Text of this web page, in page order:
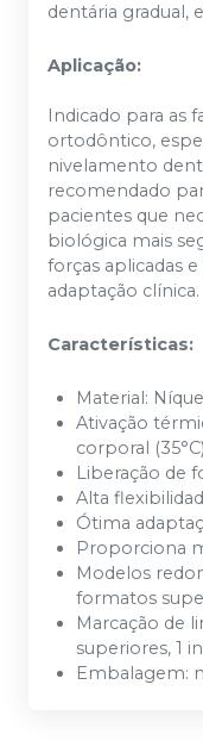
dentária gradual,
Aplicação:
Indicado para as
ortodôntico,
nivelamento
recomendado
pacientes que
biológica mais
forças aplicadas
adaptação clínica.​
Características:
Material:
Ativação
corporal (35°C)
Liberação de
Alta
Ótima
Proporciona
Modelos
formatos
Marcação de
superiores, 1
Embalagem: